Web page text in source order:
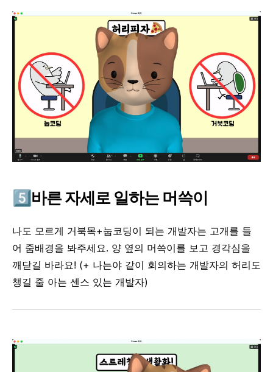
5️⃣바른 자세로 일하는머쓱이
나도 모르게 거북목+눕코딩이 되는 개발자는 고개를 들
어 줌배경을 봐주세요. 양 옆의 머쓱이를 보고 경각심을
깨닫길 바라요! (+ 나는야 같이 회의하는 개발자의 허리도
챙길 줄 아는 센스 있는 개발자)